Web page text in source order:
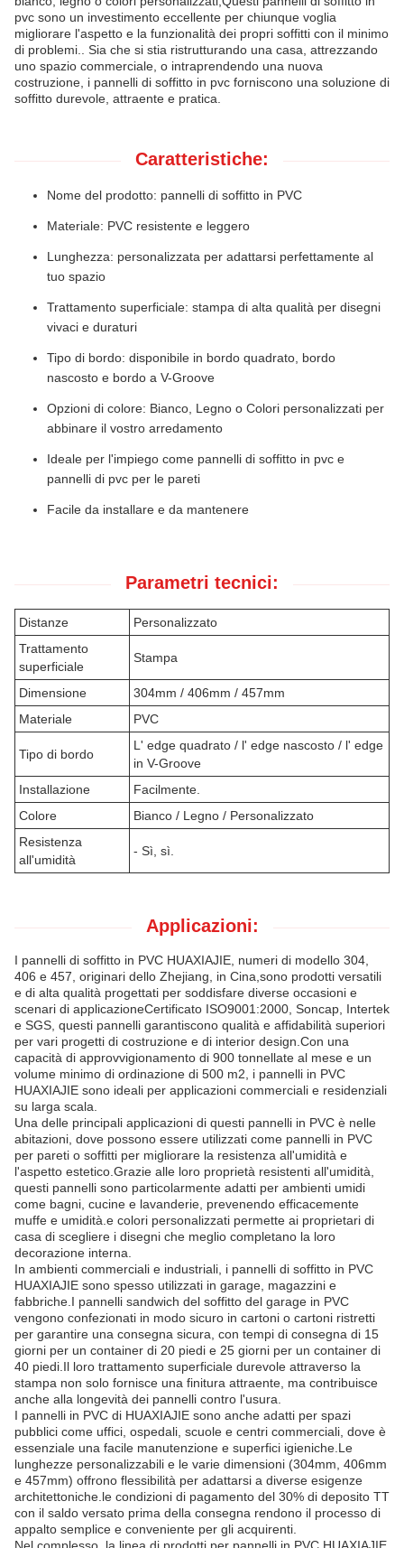
pvc sono un investimento eccellente per chiunque voglia
migliorare l'aspetto e la funzionalità dei propri soffitti con il minimo
di problemi.. Sia che si stia ristrutturando una casa, attrezzando
uno spazio commerciale, o intraprendendo una nuova
costruzione, i pannelli di soffitto in pvc forniscono una soluzione di
soffitto durevole, attraente e pratica.
Caratteristiche:
Nome del prodotto: pannelli di soffitto in PVC
Materiale: PVC resistente e leggero
Lunghezza: personalizzata per adattarsi perfettamente al
tuo spazio
Trattamento superficiale: stampa di alta qualità per disegni
vivaci e duraturi
Tipo di bordo: disponibile in bordo quadrato, bordo
nascosto e bordo a V-Groove
Opzioni di colore: Bianco, Legno o Colori personalizzati per
abbinare il vostro arredamento
Ideale per l'impiego come pannelli di soffitto in pvc e
pannelli di pvc per le pareti
Facile da installare e da mantenere
Parametri tecnici:
Distanze
Personalizzato
Trattamento
superficiale
Stampa
Dimensione
304mm / 406mm / 457mm
Materiale
PVC
Tipo di bordo
L' edge quadrato / l' edge nascosto / l' edge
in V-Groove
Installazione
Facilmente.
Colore
Bianco / Legno / Personalizzato
Resistenza
all'umidità
- Sì, sì.
Applicazioni:
I pannelli di soffitto in PVC HUAXIAJIE, numeri di modello 304,
406 e 457, originari dello Zhejiang, in Cina,sono prodotti versatili
e di alta qualità progettati per soddisfare diverse occasioni e
scenari di applicazioneCertificato ISO9001:2000, Soncap, Intertek
e SGS, questi pannelli garantiscono qualità e affidabilità superiori
per vari progetti di costruzione e di interior design.Con una
capacità di approvvigionamento di 900 tonnellate al mese e un
volume minimo di ordinazione di 500 m2, i pannelli in PVC
HUAXIAJIE sono ideali per applicazioni commerciali e residenziali
su larga scala.
Una delle principali applicazioni di questi pannelli in PVC è nelle
abitazioni, dove possono essere utilizzati come pannelli in PVC
per pareti o soffitti per migliorare la resistenza all'umidità e
l'aspetto estetico.Grazie alle loro proprietà resistenti all'umidità,
questi pannelli sono particolarmente adatti per ambienti umidi
come bagni, cucine e lavanderie, prevenendo efficacemente
muffe e umidità.e colori personalizzati permette ai proprietari di
casa di scegliere i disegni che meglio completano la loro
decorazione interna.
In ambienti commerciali e industriali, i pannelli di soffitto in PVC
HUAXIAJIE sono spesso utilizzati in garage, magazzini e
fabbriche.I pannelli sandwich del soffitto del garage in PVC
vengono confezionati in modo sicuro in cartoni o cartoni ristretti
per garantire una consegna sicura, con tempi di consegna di 15
giorni per un container di 20 piedi e 25 giorni per un container di
40 piedi.Il loro trattamento superficiale durevole attraverso la
stampa non solo fornisce una finitura attraente, ma contribuisce
anche alla longevità dei pannelli contro l'usura.
I pannelli in PVC di HUAXIAJIE sono anche adatti per spazi
pubblici come uffici, ospedali, scuole e centri commerciali, dove è
essenziale una facile manutenzione e superfici igieniche.Le
lunghezze personalizzabili e le varie dimensioni (304mm, 406mm
e 457mm) offrono flessibilità per adattarsi a diverse esigenze
architettoniche.le condizioni di pagamento del 30% di deposito TT
con il saldo versato prima della consegna rendono il processo di
appalto semplice e conveniente per gli acquirenti.